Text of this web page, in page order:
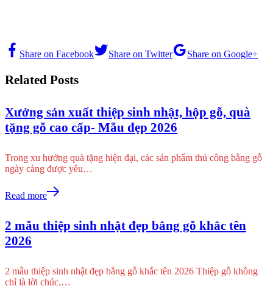
Share on Facebook Share on Twitter Share on Google+
Related Posts
Xưởng sản xuất thiệp sinh nhật, hộp gỗ, quà
tặng gỗ cao cấp- Mẫu đẹp 2026
Trong xu hướng quà tặng hiện đại, các sản phẩm thủ công bằng gỗ
ngày càng được yêu…
Read more
2 mẫu thiệp sinh nhật đẹp bằng gỗ khắc tên
2026
2 mẫu thiệp sinh nhật đẹp bằng gỗ khắc tên 2026 Thiệp gỗ không
chỉ là lời chúc,…